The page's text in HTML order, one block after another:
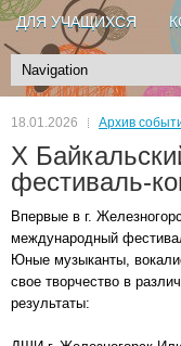
ДЛЯ УЧАЩИХСЯ
18.01.2026 Архив
X
фестиваль-
Впервые в г.
международный
Юные музыканты,
свое творчество в
результаты: